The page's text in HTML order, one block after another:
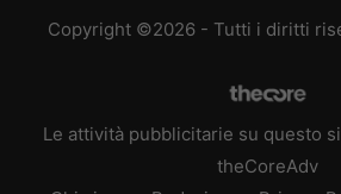
Copyright ©2026 - Tutti i diritti
Le attività pubblicitarie su questo
theCoreAdv